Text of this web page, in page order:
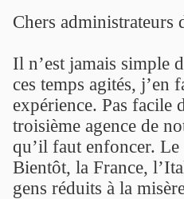
Chers administrateurs
Il n’est jamais simple
ces temps agités, j’en
expérience. Pas facile
troisième agence de
qu’il faut enfoncer.
Bientôt, la France,
gens réduits à la